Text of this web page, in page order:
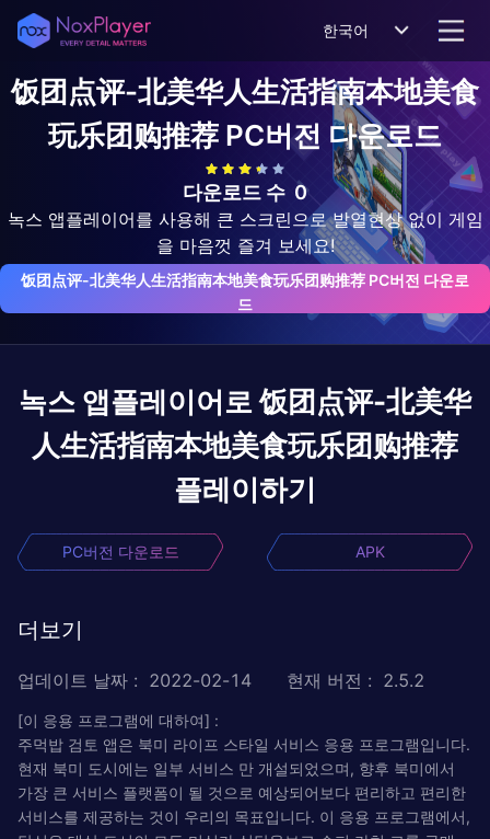
한국어
饭团点评-北美华人生活指南本地美食
玩乐团购推荐 PC버전 다운로드
다운로드 수 0
녹스 앱플레이어를 사용해 큰 스크린으로 발열현상 없이 게임
을 마음껏 즐겨 보세요!
饭团点评-北美华人生活指南本地美食玩乐团购推荐 PC버전 다운로
드
녹스 앱플레이어로 饭团点评-北美华
人生活指南本地美食玩乐团购推荐
플레이하기
PC버전 다운로드 APK
더보기
업데이트 날짜 : 2022-02-14 현재 버전 : 2.5.2
[이 응용 프로그램에 대하여] :
주먹밥 검토 앱은 북미 라이프 스타일 서비스 응용 프로그램입니다.
현재 북미 도시에는 일부 서비스 만 개설되었으며, 향후 북미에서
가장 큰 서비스 플랫폼이 될 것으로 예상되어보다 편리하고 편리한
서비스를 제공하는 것이 우리의 목표입니다. 이 응용 프로그램에서,